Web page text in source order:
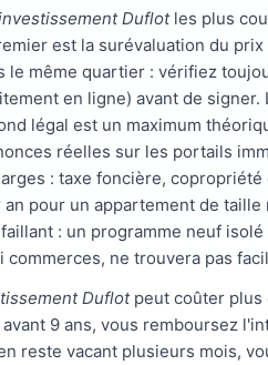
Duflotles plus
est la surévaluation du
le même quartier : vérifiez
en ligne) avant de
légal est un maximum
réelles sur les portails
: taxe foncière,
an pour un appartement de
: un programme neuf
commerces, ne trouvera pas
Duflotpeut coûter plus
9 ans, vous remboursez
reste vacant plusieurs mois,